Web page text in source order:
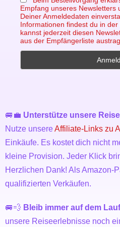
Empfang unseres Newsletters
Deiner Anmeldedaten
Informationen findest du in
kannst jederzeit diesen
aus der Empfängerliste
🚐💼 Unterstütze unsere
Nutze unsereAffiliate-Links zu
Einkäufe. Es kostet dich nicht
kleine Provision. Jeder Klick
Herzlichen Dank! Als Amazon-
qualifizierten Verkäufen.
🚐💨 Bleib immer auf dem
unsere Reiseerlebnisse noch